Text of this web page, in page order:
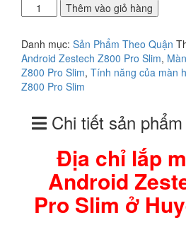
chỉ
màn
hình
Android
Zestech
Pro
Slim
lượng
Thêm vào giỏ hàng
Danh mục: Sản Phẩm Theo Quận
Android Zestech Z800 Pro Slim,
Z800 Pro Slim, Tính năng của màn
Z800 Pro Slim
Chi tiết sản phẩm
Địa chỉ lắp
Android
Pro Slim ở